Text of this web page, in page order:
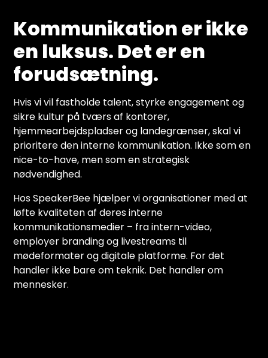
Kommunikation er ikke
en luksus. Det er en
forudsætning.
Hvis vi vil fastholde talent, styrke engagement og
sikre kultur på tværs af kontorer,
hjemmearbejdspladser og landegrænser, skal vi
prioritere den interne kommunikation. Ikke som en
nice-to-have, men som en strategisk
nødvendighed.
Hos SpeakerBee hjælper vi organisationer med at
løfte kvaliteten af deres interne
kommunikationsmedier – fra intern-video,
employer branding og livestreams til
mødeformater og digitale platforme. For det
handler ikke bare om teknik. Det handler om
mennesker.